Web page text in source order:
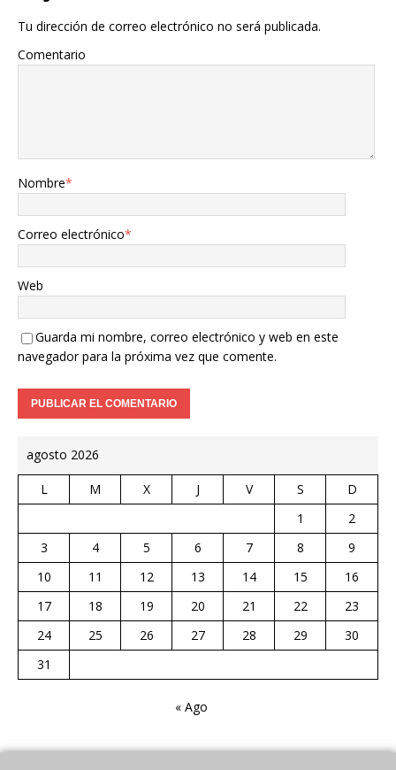
Tu dirección de correo electrónico no será publicada.
Comentario
Nombre*
Correo electrónico*
Web
Guarda mi nombre, correo electrónico y web en este
navegador para la próxima vez que comente.
agosto 2026
L M X J V S
D
1
2
3
4 5 6 7 8
9
10
11 12 13 14 15
16
17
18 19 20 21 22
23
24
25 26 27 28 29
30
31
« Ago